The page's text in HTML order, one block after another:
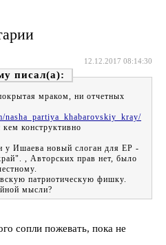
12.12.2017 08:14:30
мраком, ни отчетных
nasha_partiya_khabarovskiy_kray/
конструктивно
у Ишаева новый слоган для ЕР -
, Авторских прав нет, было
патриотическую фишку.
мысли?
сопли пожевать, пока не